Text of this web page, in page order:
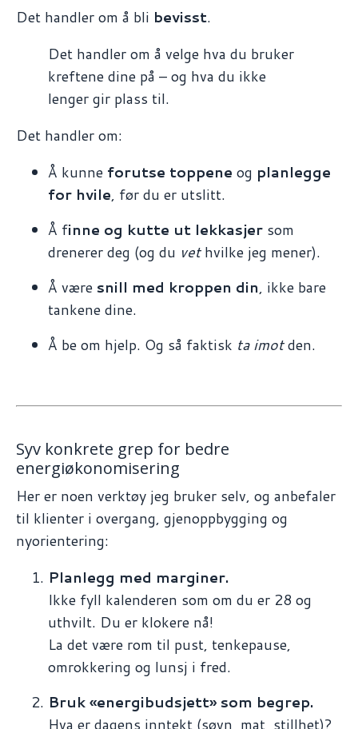
Det handler om å bli bevisst.
Det handler om å velge hva du bruker
kreftene dine på – og hva du ikke
lenger gir plass til.
Det handler om:
Å kunne forutse toppene og planlegge
for hvile, før du er utslitt.
Å finne og kutte ut lekkasjer som
drenerer deg (og du vethvilke jeg mener).
Å være snill med kroppen din, ikke bare
tankene dine.
Å be om hjelp. Og så faktisk ta imotden.
Syv konkrete grep for bedre
energiøkonomisering
Her er noen verktøy jeg bruker selv, og anbefaler
til klienter i overgang, gjenoppbygging og
nyorientering:
Planlegg med marginer.
Ikke fyll kalenderen som om du er 28 og
uthvilt. Du er klokere nå!
La det være rom til pust, tenkepause,
omrokkering og lunsj i fred.
Bruk «energibudsjett» som begrep.
Hva er dagens inntekt (søvn, mat, stillhet)?